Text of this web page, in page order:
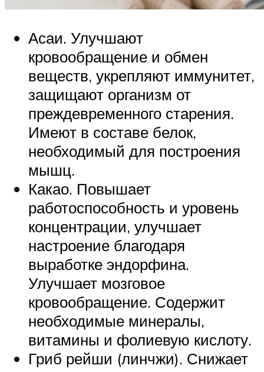
Асаи. Улучшают
кровообращение и обмен
веществ, укрепляют иммунитет,
защищают организм от
преждевременного старения.
Имеют в составе белок,
необходимый для построения
мышц.
Какао. Повышает
работоспособность и уровень
концентрации, улучшает
настроение благодаря
выработке эндорфина.
Улучшает мозговое
кровообращение. Содержит
необходимые минералы,
витамины и фолиевую кислоту.
Гриб рейши (линчжи). Снижает